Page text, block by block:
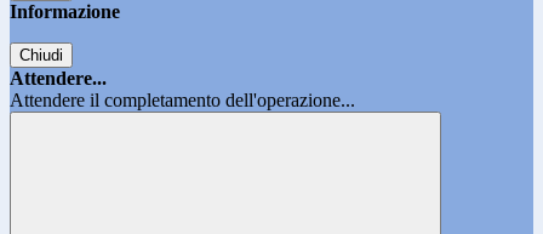
Informazione
Chiudi
Attendere...
Attendere il completamento dell'operazione...